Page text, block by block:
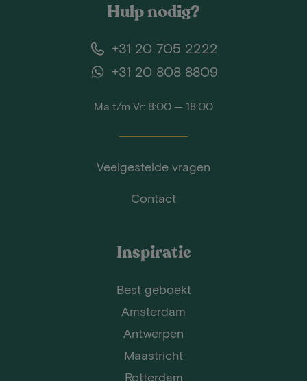
Hulp nodig?
+31 20 705 2222
+31 20 808 8809
Ma t/m Vr: 8:00 — 18:00
Veelgestelde vragen
Contact
Inspiratie
Best geboekt
Amsterdam
Antwerpen
Maastricht
Rotterdam